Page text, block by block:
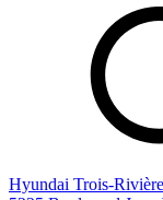
Hyundai Trois-